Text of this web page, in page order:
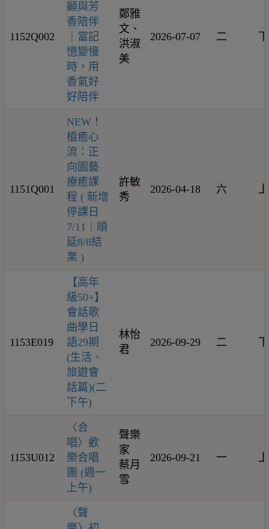
1152Q002
顧與芳
香陪伴
｜當記
憶變慢
時，用
香氣好
好陪伴
鄭雅
文、
洪淑
美
2026-07-07 二
1151Q001
NEW！
植癒心
流：正
向園藝
療癒課
程 ( 新增
停課日
7/11｜順
延8/8結
業 )
許敏
秀
2026-04-18 六
1153E019
【高年
級50+】
會話歌
曲學日
語29期
(生活、
旅遊會
話篇)(二
下午)
林怡
君
2026-09-29 二
1153U012
〈合
唱〉歡
樂合唱
團 (週一
上午)
聲樂
家
蔡月
雪
2026-09-21 一
〈聲